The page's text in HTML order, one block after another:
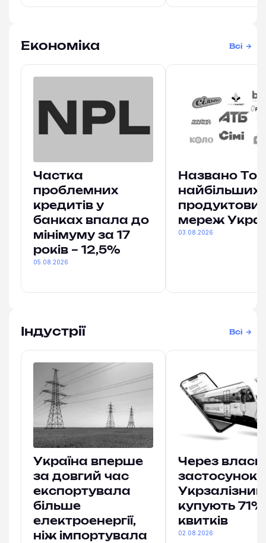
Економіка Всі
Частка
проблемних
кредитів у
банках впала до
мінімуму за 17
років – 12,5%
05.08.2026
Названо
найбільших
мереж
03.08.2026
Індустрії Всі
Україна вперше
за довгий час
експортувала
більше
електроенергії,
ніж імпортувала
Через
застосунок
купують 71%
квитків
02.08.2026